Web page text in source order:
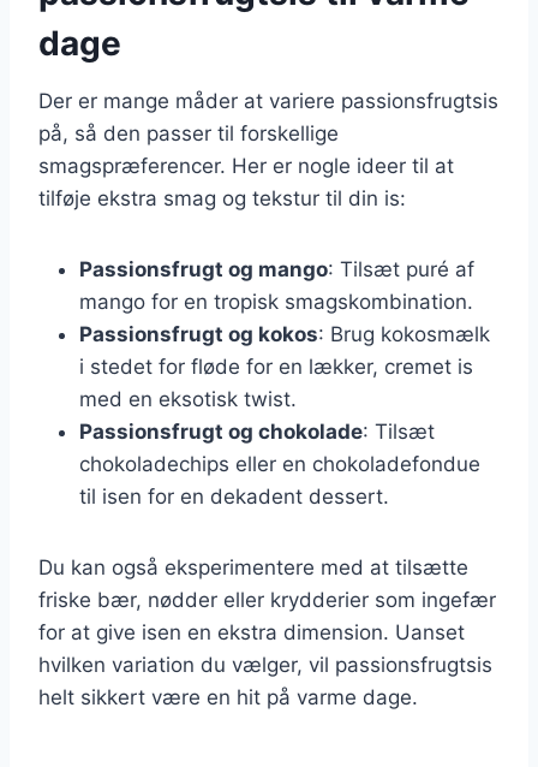
dage
Der er mange måder at variere passionsfrugtsis
på, så den passer til forskellige
smagspræferencer. Her er nogle ideer til at
tilføje ekstra smag og tekstur til din is:
Passionsfrugt og mango: Tilsæt puré af
mango for en tropisk smagskombination.
Passionsfrugt og kokos: Brug kokosmælk
i stedet for fløde for en lækker, cremet is
med en eksotisk twist.
Passionsfrugt og chokolade: Tilsæt
chokoladechips eller en chokoladefondue
til isen for en dekadent dessert.
Du kan også eksperimentere med at tilsætte
friske bær, nødder eller krydderier som ingefær
for at give isen en ekstra dimension. Uanset
hvilken variation du vælger, vil passionsfrugtsis
helt sikkert være en hit på varme dage.